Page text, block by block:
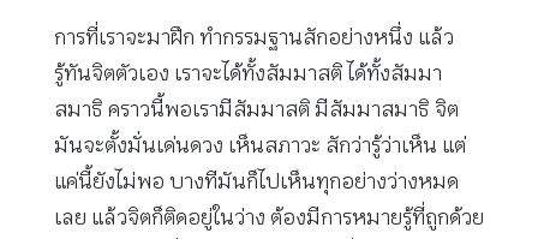
การที่เราจะมาฝึก ทำกรรมฐานสักอย่างหนึ่ง แล้ว
รู้ทันจิตตัวเอง เราจะได้ทั้งสัมมาสติ ได้ทั้งสัมมา
สมาธิ คราวนี้พอเรามีสัมมาสติ มีสัมมาสมาธิ จิต
มันจะตั้งมั่นเด่นดวง เห็นสภาวะ สักว่ารู้ว่าเห็น แต่
แค่นี้ยังไม่พอ บางทีมันก็ไปเห็นทุกอย่างว่างหมด
เลย แล้วจิตก็ติดอยู่ในว่าง ต้องมีการหมายรู้ที่ถูกด้วย